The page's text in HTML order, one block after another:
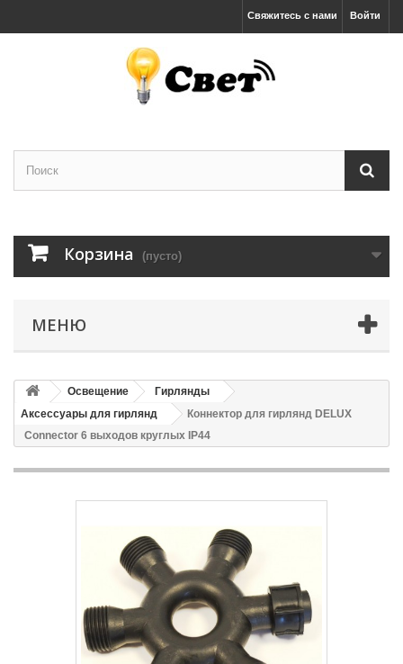
Войти
Свяжитесь с нами
Корзина (пусто)
МЕНЮ
Освещение
Гирлянды
Аксессуары для гирлянд
Коннектор для гирлянд DELUX
Connector 6 выходов круглых IP44